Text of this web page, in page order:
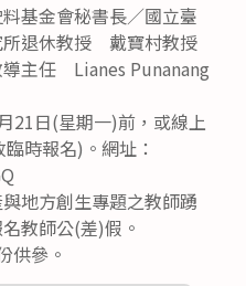
基金會秘書長／國立臺
所退休教授 戴寶村教授
主任 Lianes Punanang
21日(星期一)前，或線上
時報名)。網址：
地方創生專題之教師踴
教師公(差)假。
供參。